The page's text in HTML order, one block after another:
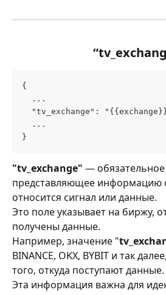
{
  ...
"tv_exchange":
  ...
}
"tv_exchange" —
представляющее информацию
относится сигнал или данные.
Это поле указывает на биржу,
получены данные.
Например, значение "
BINANCE, OKX, BYBIT и так
того, откуда поступают данные.
Эта информация важна для